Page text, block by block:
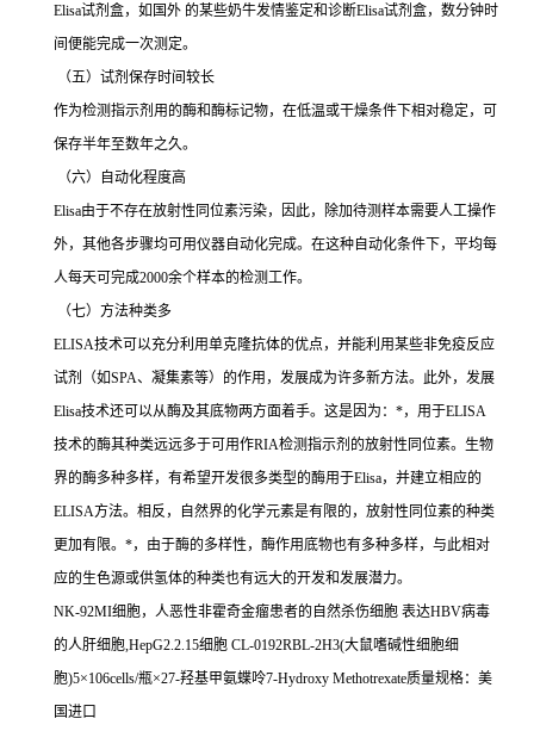
Elisa试剂盒，如国外 的某些奶牛发情鉴定和诊断Elisa试剂盒，数分钟时
间便能完成一次测定。
（五）试剂保存时间较长
作为检测指示剂用的酶和酶标记物，在低温或干燥条件下相对稳定，可
保存半年至数年之久。
（六）自动化程度高
Elisa由于不存在放射性同位素污染，因此，除加待测样本需要人工操作
外，其他各步骤均可用仪器自动化完成。在这种自动化条件下，平均每
人每天可完成2000余个样本的检测工作。
（七）方法种类多
ELISA技术可以充分利用单克隆抗体的优点，并能利用某些非免疫反应
试剂（如SPA、凝集素等）的作用，发展成为许多新方法。此外，发展
Elisa技术还可以从酶及其底物两方面着手。这是因为： *，用于ELISA
技术的酶其种类远远多于可用作RIA检测指示剂的放射性同位素。生物
界的酶多种多样，有希望开发很多类型的酶用于Elisa，并建立相应的
ELISA方法。相反，自然界的化学元素是有限的，放射性同位素的种类
更加有限。 *，由于酶的多样性，酶作用底物也有多种多样，与此相对
应的生色源或供氢体的种类也有远大的开发和发展潜力。
NK-92MI细胞，人恶性非霍奇金瘤患者的自然杀伤细胞 表达HBV病毒
的人肝细胞,HepG2.2.15细胞 CL-0192RBL-2H3(大鼠嗜碱性细胞细
胞)5×106cells/瓶×27-羟基甲氨蝶呤7-Hydroxy Methotrexate质量规格：美
国进口